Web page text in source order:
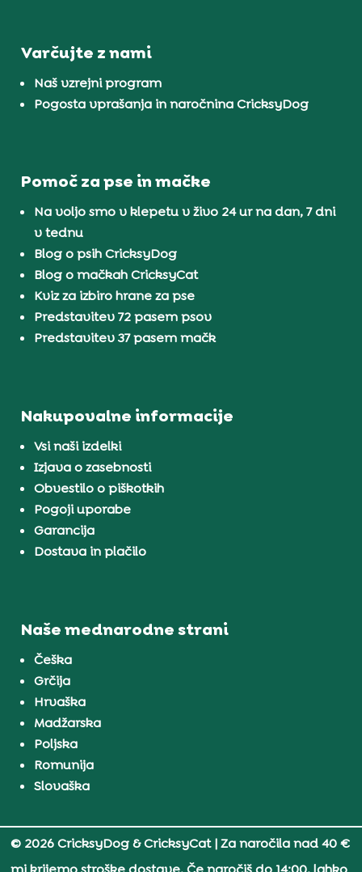
Varčujte z nami
Naš vzrejni program
Pogosta vprašanja in naročnina CricksyDog
Pomoč za pse in mačke
Na voljo smo v klepetu v živo 24 ur na dan, 7 dni
v tednu
Blog o psih CricksyDog
Blog o mačkah CricksyCat
Kviz za izbiro hrane za pse
Predstavitev 72 pasem psov
Predstavitev 37 pasem mačk
Nakupovalne informacije
Vsi naši izdelki
Izjava o zasebnosti
Obvestilo o piškotkih
Pogoji uporabe
Garancija
Dostava in plačilo
Naše mednarodne strani
Češka
Grčija
Hrvaška
Madžarska
Poljska
Romunija
Slovaška
© 2026 CricksyDog & CricksyCat| Za naročila nad 40 €